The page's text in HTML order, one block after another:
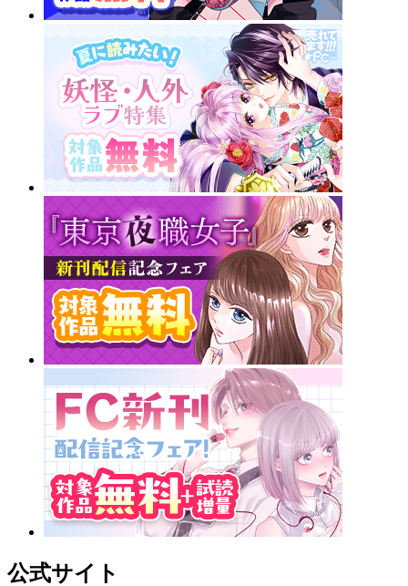
公式サイト